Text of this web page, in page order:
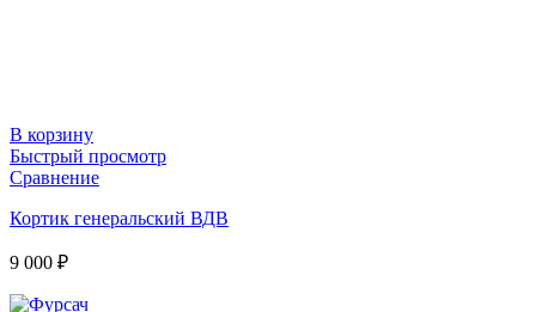
В корзину
Быстрый просмотр
Сравнение
Кортик генеральский ВДВ
9 000 ₽